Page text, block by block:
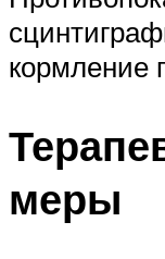
кормление
меры